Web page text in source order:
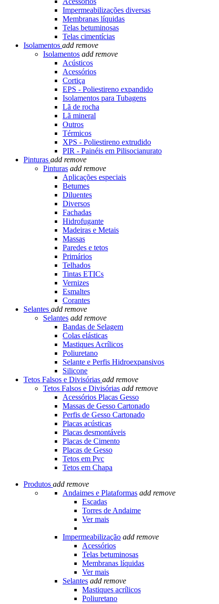
Impermeabilizações diversas
Membranas líquidas
Telas betuminosas
Telas cimentícias
Isolamentos add remove
Isolamentos add remove
Acústicos
Acessórios
Cortiça
EPS - Poliestireno expandido
Isolamentos para Tubagens
Lã de rocha
Lã mineral
Outros
Térmicos
XPS - Poliestireno extrudido
PIR - Painéis em Pilisocianurato
Pinturas add remove
Pinturas add remove
Aplicações especiais
Betumes
Diluentes
Diversos
Fachadas
Hidrofugante
Madeiras e Metais
Massas
Paredes e tetos
Primários
Telhados
Tintas ETICs
Vernizes
Esmaltes
Corantes
Selantes add remove
Selantes add remove
Bandas de Selagem
Colas elásticas
Mastiques Acrílicos
Poliuretano
Selante e Perfis Hidroexpansivos
Silicone
Tetos Falsos e Divisórias add remove
Tetos Falsos e Divisórias add remove
Acessórios Placas Gesso
Massas de Gesso Cartonado
Perfis de Gesso Cartonado
Placas acústicas
Placas desmontáveis
Placas de Cimento
Placas de Gesso
Tetos em Pvc
Tetos em Chapa
Produtos add remove
Andaimes e Plataformas add remove
Escadas
Torres de Andaime
Ver mais
Impermeabilização add remove
Acessórios
Telas betuminosas
Membranas líquidas
Ver mais
Selantes add remove
Mastiques acrílicos
Poliuretano